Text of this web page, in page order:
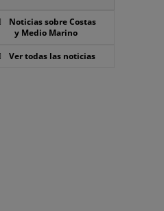
Noticias sobre Costas
y Medio Marino
Ver todas las noticias